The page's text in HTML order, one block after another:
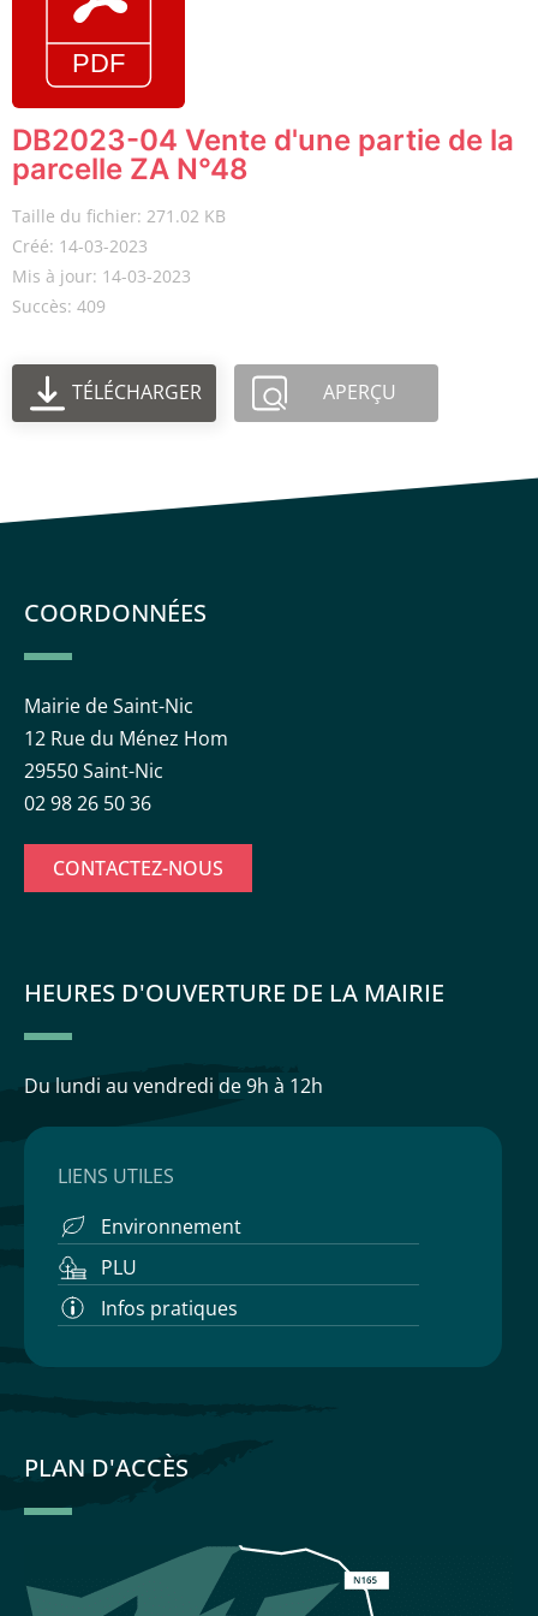
DB2023-04 Vente d'une partie de la
parcelle ZA N°48
Taille du fichier: 271.02 KB
Créé: 14-03-2023
Mis à jour: 14-03-2023
Succès: 409
TÉLÉCHARGER APERÇU
COORDONNÉES
Mairie de Saint-Nic
12 Rue du Ménez Hom
29550 Saint-Nic
02 98 26 50 36
CONTACTEZ-NOUS
HEURES D'OUVERTURE DE LA MAIRIE
Du lundi au vendredi de 9h à 12h
LIENS UTILES
Environnement
PLU
Infos pratiques
PLAN D'ACCÈS